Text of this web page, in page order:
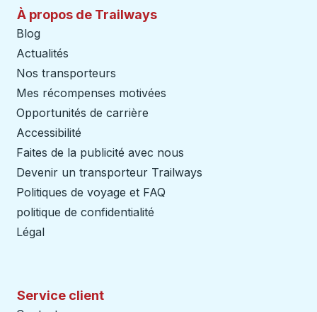
À propos de Trailways
Blog
Actualités
Nos transporteurs
Mes récompenses motivées
Opportunités de carrière
Accessibilité
Faites de la publicité avec nous
Devenir un transporteur Trailways
Politiques de voyage et FAQ
politique de confidentialité
Légal
Service client